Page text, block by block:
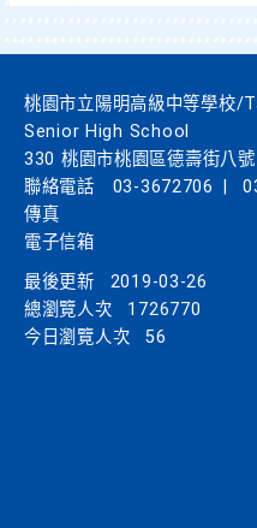
桃園市立陽明高級中等學校
Senior High School
330 桃園市桃園區德壽街八號
聯絡電話
03-3672706
傳真
電子信箱
最後更新
2019-03-26
總瀏覽人次
1726770
今日瀏覽人次
56